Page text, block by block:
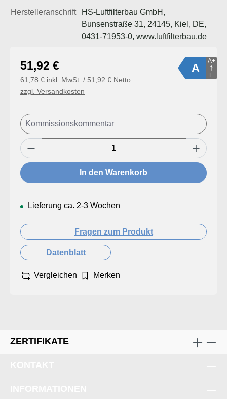
Herstelleranschrift
HS-Luftfilterbau GmbH,
Bunsenstraße 31, 24145, Kiel, DE,
0431-71953-0, www.luftfilterbau.de
Regulärer Preis:
51,92 €
61,78 € inkl. MwSt. / 51,92 € Netto
zzgl. Versandkosten
Produkt Anzahl: Gib den gewünschten
In den Warenkorb
Lieferung ca. 2-3 Wochen
A
A+
E
Fragen zum Produkt
Datenblatt
Vergleichen Merken
ZERTIFIKATE